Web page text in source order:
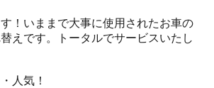
いままで大事に使用されたお車の
です。トータルでサービスいたし
人気！